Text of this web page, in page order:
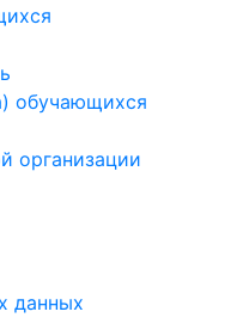
обучающихся
организации
данных